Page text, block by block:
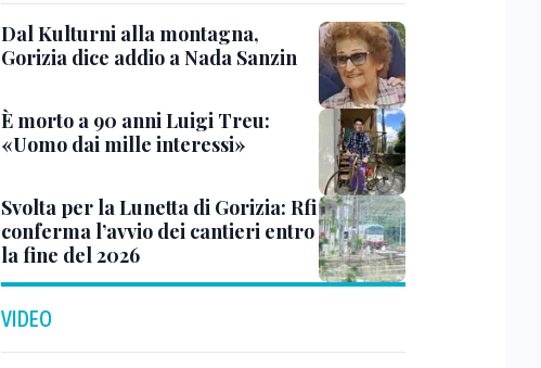
Dal Kulturni alla montagna,
Gorizia dice addio a Nada Sanzin
È morto a 90 anni Luigi Treu:
«Uomo dai mille interessi»
Svolta per la Lunetta di Gorizia: Rfi
conferma l’avvio dei cantieri entro
la fine del 2026
VIDEO